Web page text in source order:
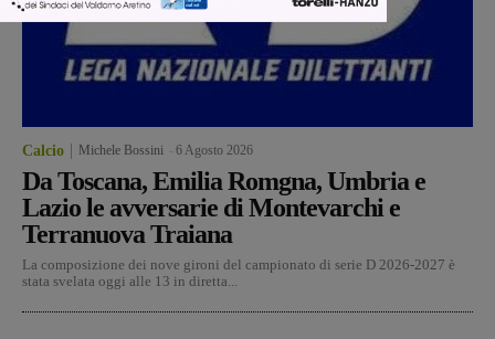
Calcio Michele Bossini 6 Agosto 2026
Da Toscana, Emilia Romgna, Umbria e
Lazio le avversarie di Montevarchi e
Terranuova Traiana
La composizione dei nove gironi del campionato di serie D 2026-2027 è
stata svelata oggi alle 13 in diretta...